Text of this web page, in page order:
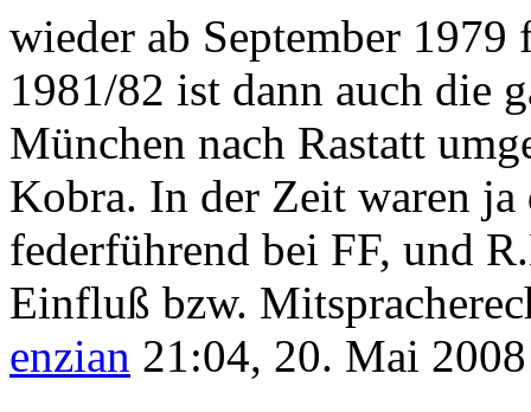
wieder ab September
1981/82 ist dann auch die
München nach Rastatt
Kobra. In der Zeit waren
federführend bei FF, und
Einfluß bzw.
enzian 21:04, 20. Mai